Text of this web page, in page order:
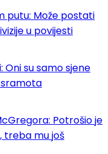
putu: Može postati
u povijesti
Oni su samo sjene
sramota
Potrošio je
treba mu još